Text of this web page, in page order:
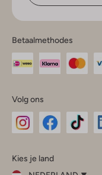
Betaalmethodes
Volg ons
InstagramFacebook
Kies je land